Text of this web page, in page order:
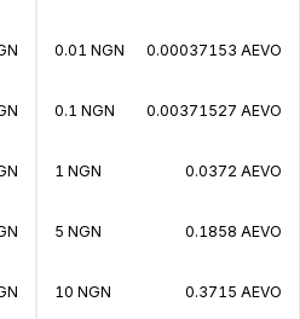
0.01 NGN 0.00037153 AEVO
0.1 NGN 0.00371527 AEVO
1 NGN 0.0372 AEVO
5 NGN 0.1858 AEVO
10 NGN 0.3715 AEVO